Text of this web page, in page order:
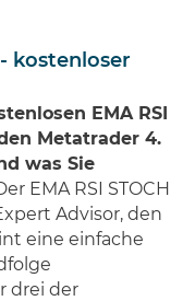
dürften
geläufig sein.
Imperien
gleichzeitig
auf der
- kostenloser
EMA RSI
Metatrader 4.
was Sie
EMA RSI STOCH
Advisor, den
eine einfache
drei der